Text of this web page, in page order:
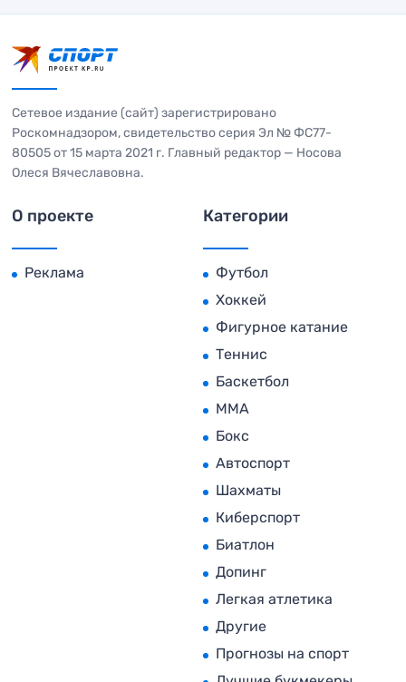
Сетевое издание (сайт) зарегистрировано
Роскомнадзором, свидетельство серия Эл № ФС77-
80505 от 15 марта 2021 г. Главный редактор — Носова
Олеся Вячеславовна.
О проекте
Реклама
Категории
Футбол
Хоккей
Фигурное катание
Теннис
Баскетбол
MMA
Бокс
Автоспорт
Шахматы
Киберспорт
Биатлон
Допинг
Легкая атлетика
Другие
Прогнозы на спорт